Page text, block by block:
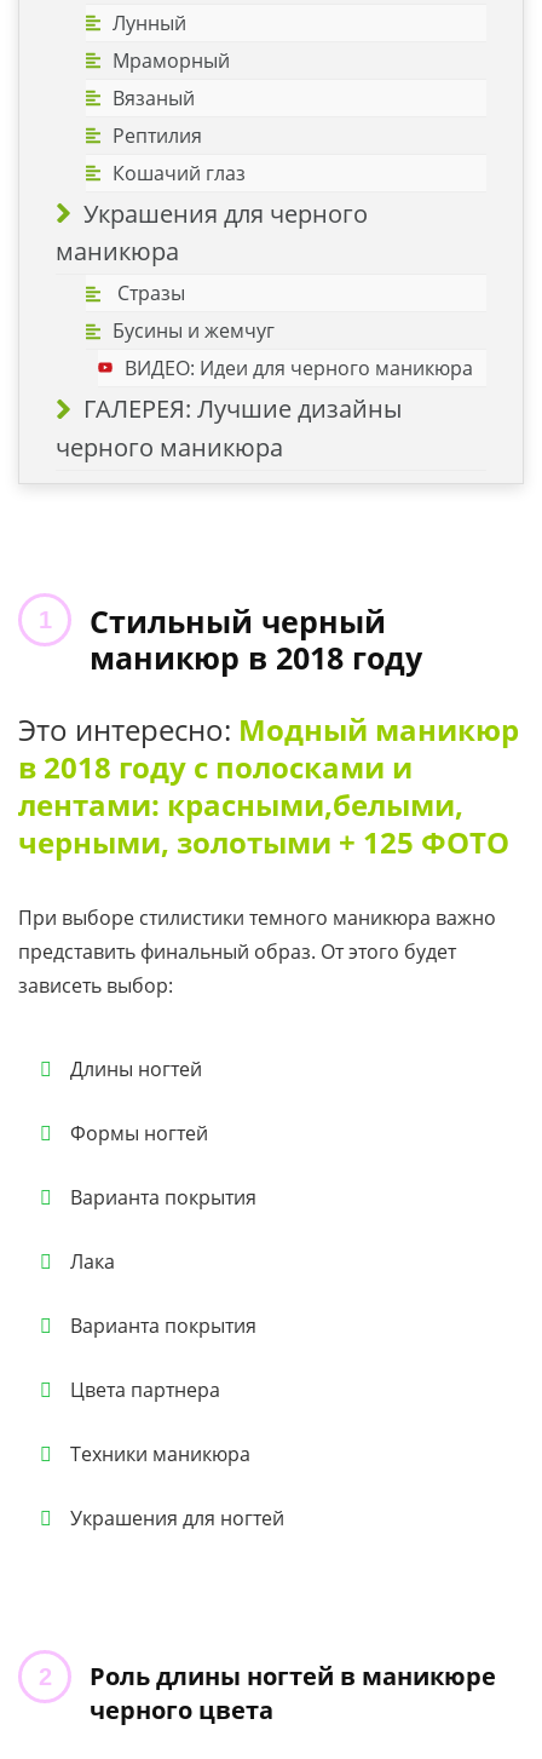
Лунный
Мраморный
Вязаный
Рептилия
Кошачий глаз
Украшения для черного
маникюра
Стразы
Бусины и жемчуг
ВИДЕО: Идеи для черного маникюра
ГАЛЕРЕЯ: Лучшие дизайны
черного маникюра
Стильный черный
маникюр в 2018 году
Это интересно: Модный маникюр
в 2018 году с полосками и
лентами: красными,белыми,
черными, золотыми + 125 ФОТО
При выборе стилистики темного маникюра важно
представить финальный образ. От этого будет
зависеть выбор:
Длины ногтей
Формы ногтей
Варианта покрытия
Лака
Варианта покрытия
Цвета партнера
Техники маникюра
Украшения для ногтей
Роль длины ногтей в маникюре
черного цвета